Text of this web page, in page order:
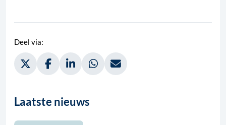
Deel via:
Deel via Twitter, opent in nieuw tabblad
Deel via Facebook, opent in nieuw tabblad
Deel via LinkedIn, opent in nieuw tabblad
Deel via WhatsApp, opent in nieuw
Deel via Mail, opent in nieuw
Laatste nieuws